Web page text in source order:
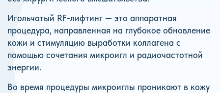
Игольчатый RF-лифтинг — это аппаратная
процедура, направленная на глубокое обновление
кожи и стимуляцию выработки коллагена с
помощью сочетания микроигл и радиочастотной
энергии.
Во время процедуры микроиглы проникают в кожу